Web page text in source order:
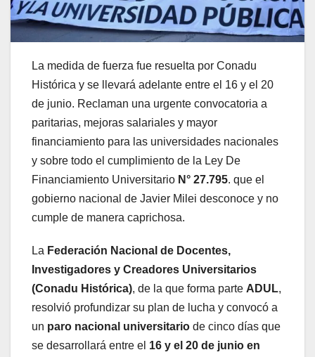
La medida de fuerza fue resuelta por Conadu
Histórica y se llevará adelante entre el 16 y el 20
de junio. Reclaman una urgente convocatoria a
paritarias, mejoras salariales y mayor
financiamiento para las universidades nacionales
y sobre todo el cumplimiento de la Ley De
Financiamiento Universitario N° 27.795. que el
gobierno nacional de Javier Milei desconoce y no
cumple de manera caprichosa.
La Federación Nacional de Docentes,
Investigadores y Creadores Universitarios
(Conadu Histórica), de la que forma parte ADUL,
resolvió profundizar su plan de lucha y convocó a
un paro nacional universitario de cinco días que
se desarrollará entre el 16 y el 20 de junio en